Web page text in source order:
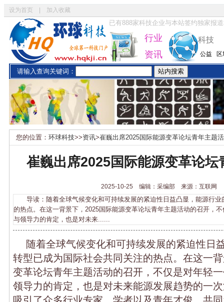
设为首页 加入收藏
已有888家科技企业与本站签约独家报
行业
资讯
科技
公益
请输入查询关键词：
您的位置： 环球科技>>资讯>崔巍出席2025国际能源变革论坛青年主题
崔巍出席2025国际能源变革论坛
2025-10-25 编辑：采编部 来源：互联网
导读：随着全球气候变化和可持续发展的紧迫性日益凸显，能源行业
的热点。在这一背景下，2025国际能源变革论坛青年主题活动的召开，
与领导力的肯定，也是对未来......
随着全球气候变化和可持续发展的紧迫性日
转型已成为国际社会共同关注的热点。在这一
变革论坛青年主题活动的召开，不仅是对年轻
领导力的肯定，也是对未来能源发展趋势的一